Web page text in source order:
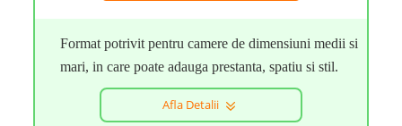
Format potrivit pentru camere de dimensiuni medii si
mari, in care poate adauga prestanta, spatiu si stil.
Afla Detalii